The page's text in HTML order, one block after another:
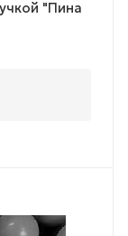
"Пина